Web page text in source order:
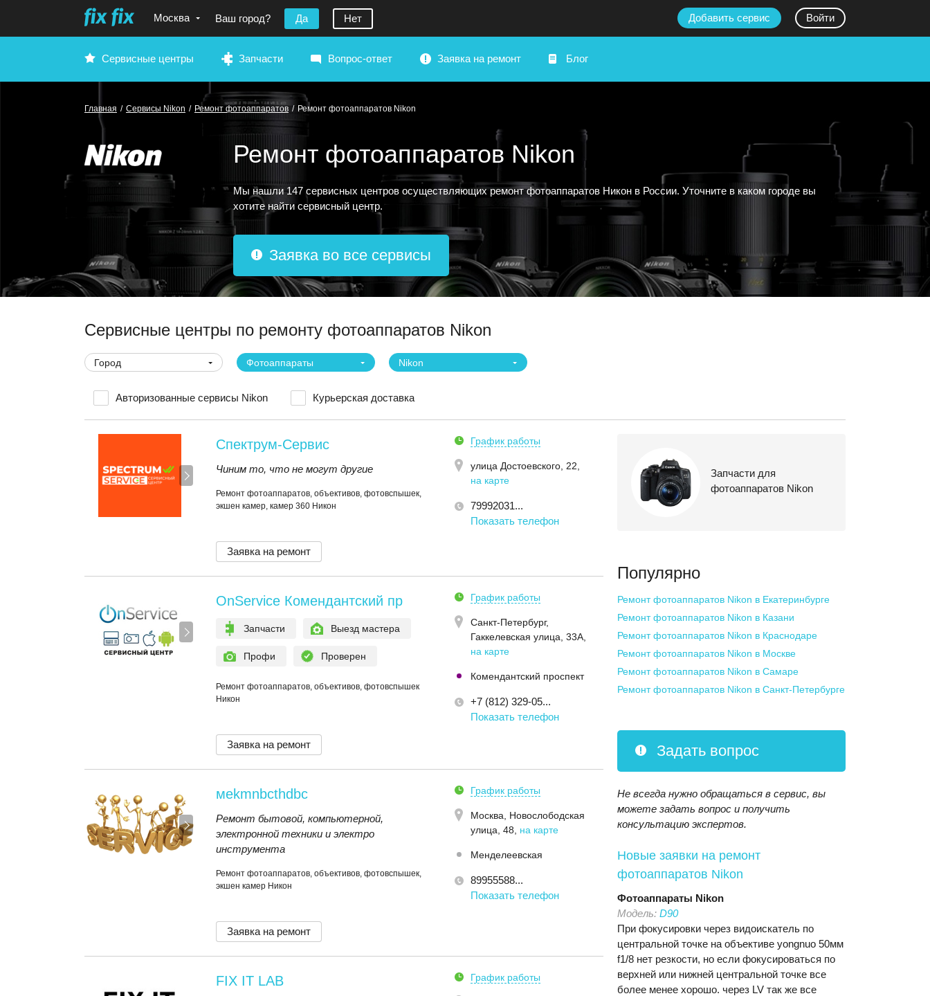
Москва Ваш город? Да Нет Добавить сервис Войти
Сервисные центры Запчасти Вопрос-ответ Заявка на ремонт Блог
Главная / Сервисы Nikon / Ремонт фотоаппаратов / Ремонт фотоаппаратов Nikon
Ремонт фотоаппаратов Nikon
Мы нашли 147 сервисных центров осуществляющих ремонт фотоаппаратов Никон в России. Уточните в каком городе вы
хотите найти сервисный центр.
Заявка во все сервисы
Сервисные центры по ремонту фотоаппаратов Nikon
Город Фотоаппараты Nikon
Авторизованные сервисы Nikon Курьерская доставка
Спектрум-Сервис
Чиним то, что не могут другие
Ремонт фотоаппаратов, объективов, фотовспышек,
экшен камер, камер 360 Никон
График работы
улица Достоевского, 22
на карте
79992031...
Показать телефон
Заявка на ремонт
OnService Комендантский пр
Запчасти Выезд мастера
Профи Проверен
Ремонт фотоаппаратов, объективов, фотовспышек
Никон
График работы
Санкт-Петербург,
Гаккелевская улица, 33А
на карте
Комендантский проспект
+7 (812) 329-05...
Показать телефон
Заявка на ремонт
мekmnbcthdbc
Ремонт бытовой, компьютерной,
электронной техники и электро
инструмента
Ремонт фотоаппаратов, объективов, фотовспышек,
экшен камер Никон
График работы
Москва, Новослободская
улица, 48
на карте
Менделеевская
89955588...
Показать телефон
Заявка на ремонт
FIX IT LAB График работы
Запчасти для
фотоаппаратов Nikon
Популярно
Ремонт фотоаппаратов Nikon в Екатеринбурге
Ремонт фотоаппаратов Nikon в Казани
Ремонт фотоаппаратов Nikon в Краснодаре
Ремонт фотоаппаратов Nikon в Москве
Ремонт фотоаппаратов Nikon в Самаре
Ремонт фотоаппаратов Nikon в Санкт-Петербурге
Задать вопрос
Не всегда нужно обращаться в сервис, вы
можете задать вопрос и получить
консультацию экспертов.
Новые заявки на ремонт
фотоаппаратов Nikon
Фотоаппараты Nikon
Модель: D90
При фокусировки через видоискатель по
центральной точке на объективе yongnuo 50мм
f1/8 нет резкости, но если фокусироваться по
верхней или нижней центральной точке все
более менее хорошо. через LV так же все